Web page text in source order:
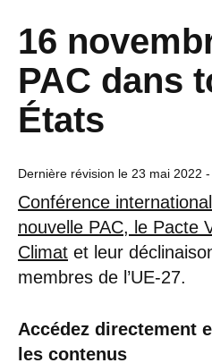
16
PAC dans
États
Dernière révision le 23 mai 2022
Conférence
nouvelle PAC, le Pacte
Climat et leur
membres de l’UE-27.
Accédez directement
les contenus